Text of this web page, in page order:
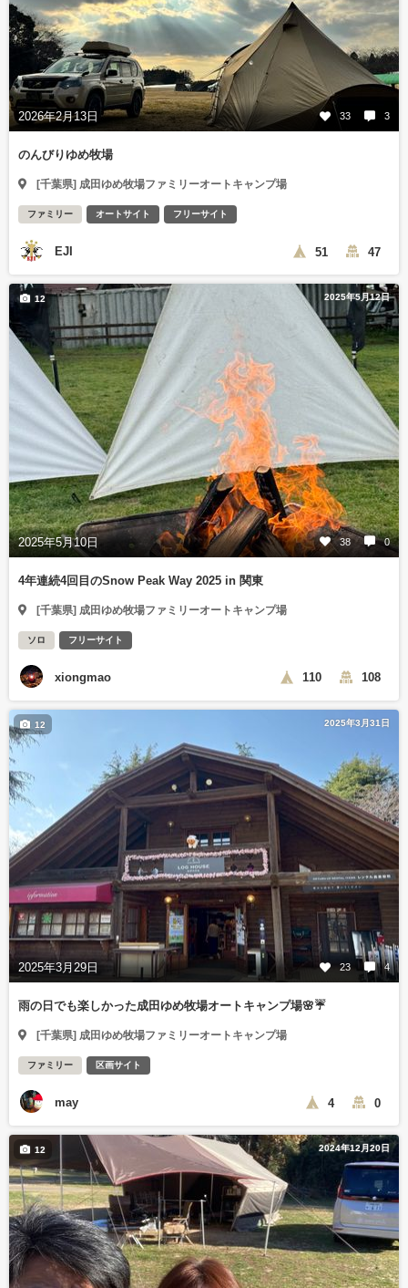
2026年2月13日 33 3
のんびりゆめ牧場
[千葉県] 成田ゆめ牧場ファミリーオートキャンプ場
ファミリー オートサイト フリーサイト
EJI 51 47
2025年5月12日
2025年5月10日 38 0
12
4年連続4回目のSnow Peak Way 2025 in 関東
[千葉県] 成田ゆめ牧場ファミリーオートキャンプ場
ソロ フリーサイト
xiongmao 110 108
2025年3月31日
2025年3月29日 23 4
12
雨の日でも楽しかった成田ゆめ牧場オートキャンプ場🌸☔️
[千葉県] 成田ゆめ牧場ファミリーオートキャンプ場
ファミリー 区画サイト
may 4 0
2024年12月20日
12